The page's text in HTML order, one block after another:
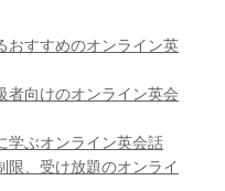
おすすめのオンライン英
者向けのオンライン英会
学ぶオンライン英会話
限、受け放題のオンライ